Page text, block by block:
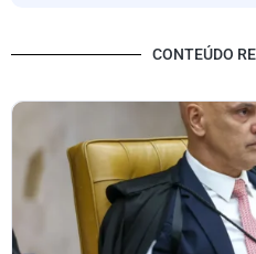
CONTEÚDO